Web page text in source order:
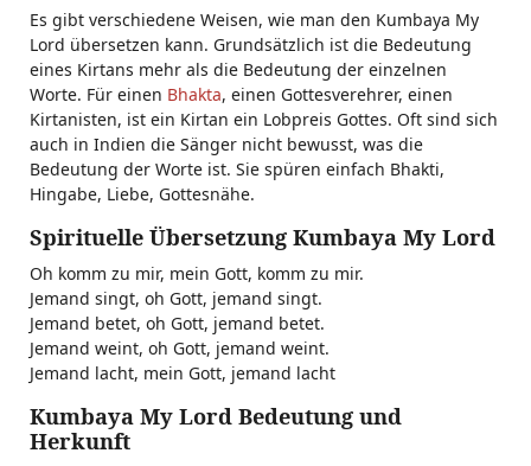
Es gibt verschiedene Weisen, wie man den Kumbaya My
Lord übersetzen kann. Grundsätzlich ist die Bedeutung
eines Kirtans mehr als die Bedeutung der einzelnen
Worte. Für einen Bhakta, einen Gottesverehrer, einen
Kirtanisten, ist ein Kirtan ein Lobpreis Gottes. Oft sind sich
auch in Indien die Sänger nicht bewusst, was die
Bedeutung der Worte ist. Sie spüren einfach Bhakti,
Hingabe, Liebe, Gottesnähe.
Spirituelle Übersetzung Kumbaya My Lord
Oh komm zu mir, mein Gott, komm zu mir.
Jemand singt, oh Gott, jemand singt.
Jemand betet, oh Gott, jemand betet.
Jemand weint, oh Gott, jemand weint.
Jemand lacht, mein Gott, jemand lacht
Kumbaya My Lord Bedeutung und
Herkunft